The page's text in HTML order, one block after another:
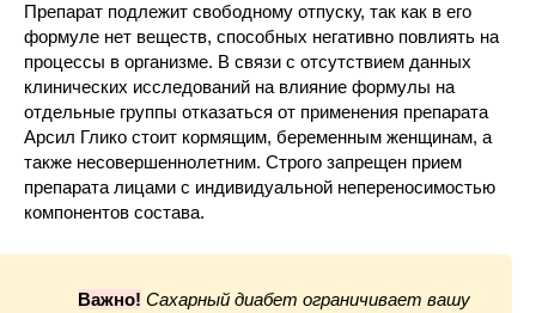
Препарат подлежит свободному отпуску, так как в его
формуле нет веществ, способных негативно повлиять на
процессы в организме. В связи с отсутствием данных
клинических исследований на влияние формулы на
отдельные группы отказаться от применения препарата
Арсил Глико стоит кормящим, беременным женщинам, а
также несовершеннолетним. Строго запрещен прием
препарата лицами с индивидуальной непереносимостью
компонентов состава.
Важно! Сахарный диабет ограничивает вашу